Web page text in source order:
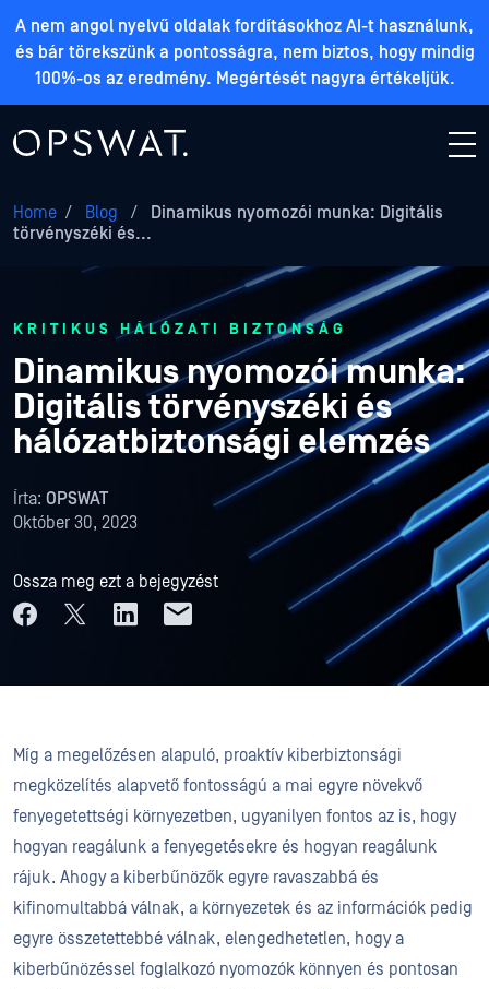
A nem angol nyelvű oldalak fordításokhoz AI-t használunk,
és bár törekszünk a pontosságra, nem biztos, hogy mindig
100%-os az eredmény. Megértését nagyra értékeljük.
Home / Blog /
Dinamikus nyomozói munka: Digitális
törvényszéki és...
KRITIKUS HÁLÓZATI BIZTONSÁG
Dinamikus nyomozói munka:
Digitális törvényszéki és
hálózatbiztonsági elemzés
Írta: OPSWAT
Október 30, 2023
Ossza meg ezt a bejegyzést
Míg a megelőzésen alapuló, proaktív kiberbiztonsági
megközelítés alapvető fontosságú a mai egyre növekvő
fenyegetettségi környezetben, ugyanilyen fontos az is, hogy
hogyan reagálunk a fenyegetésekre és hogyan reagálunk
rájuk. Ahogy a kiberbűnözők egyre ravaszabbá és
kifinomultabbá válnak, a környezetek és az információk pedig
egyre összetettebbé válnak, elengedhetetlen, hogy a
kiberbűnözéssel foglalkozó nyomozók könnyen és pontosan